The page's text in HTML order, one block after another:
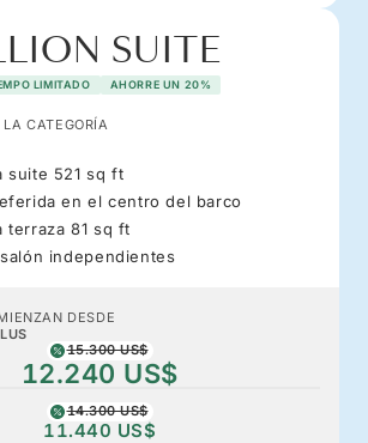
SUITE
LIMITADO AHORRE UN 20%
CATEGORÍA
suite 521 sq ft
en el centro del barco
terraza 81 sq ft
independientes
DESDE
15.300 US$
12.240 US$
14.300 US$
11.440 US$